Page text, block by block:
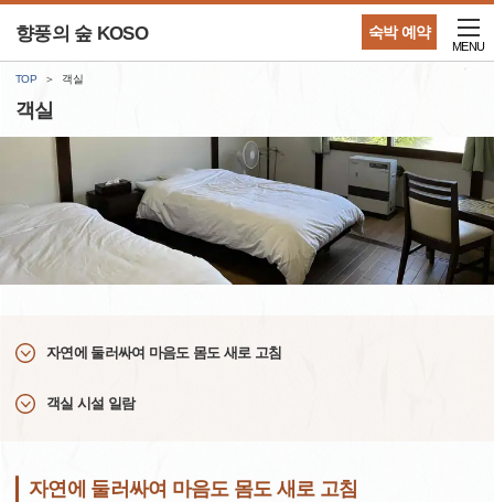
숙박 예약
향풍의 숲 KOSO
MENU
TOP 객실
객실
자연에 둘러싸여 마음도 몸도 새로 고침
객실 시설 일람
자연에 둘러싸여 마음도 몸도 새로 고침